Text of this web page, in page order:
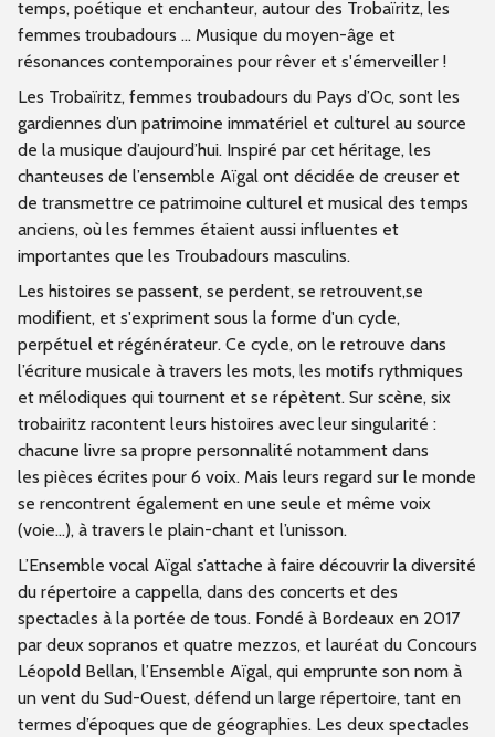
temps, poétique et enchanteur, autour des Trobaïritz, les
femmes troubadours ... Musique du moyen-âge et
résonances contemporaines pour rêver et s'émerveiller !
Les Trobaïritz, femmes troubadours du Pays d’Oc, sont les
gardiennes d’un patrimoine immatériel et culturel au source
de la musique d’aujourd’hui. Inspiré par cet héritage, les
chanteuses de l’ensemble Aïgal ont décidée de creuser et
de transmettre ce patrimoine culturel et musical des temps
anciens, où les femmes étaient aussi influentes et
importantes que les Troubadours masculins.
Les histoires se passent, se perdent, se retrouvent,se
modifient, et s'expriment sous la forme d'un cycle,
perpétuel et régénérateur. Ce cycle, on le retrouve dans
l’écriture musicale à travers les mots, les motifs rythmiques
et mélodiques qui tournent et se répètent. Sur scène, six
trobairitz racontent leurs histoires avec leur singularité :
chacune livre sa propre personnalité notamment dans
les pièces écrites pour 6 voix. Mais leurs regard sur le monde
se rencontrent également en une seule et même voix
(voie...), à travers le plain-chant et l’unisson.
L’Ensemble vocal Aïgal s’attache à faire découvrir la diversité
du répertoire a cappella, dans des concerts et des
spectacles à la portée de tous. Fondé à Bordeaux en 2017
par deux sopranos et quatre mezzos, et lauréat du Concours
Léopold Bellan, l’Ensemble Aïgal, qui emprunte son nom à
un vent du Sud-Ouest, défend un large répertoire, tant en
termes d’époques que de géographies. Les deux spectacles